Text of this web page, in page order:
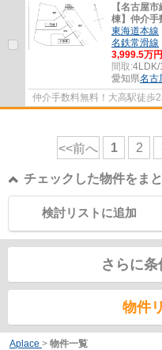
【名古屋
棟】仲介手
東海道本線
名鉄常滑線
3,999.5万円
間取:4LDK/
愛知県名古
仲介手数料無料！大高駅徒歩
<<前へ 1 2
チェックした物件をま
検討リストに追加
さらに
物件
Aplace > 物件一覧